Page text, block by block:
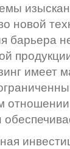
новой
барьера
имеет